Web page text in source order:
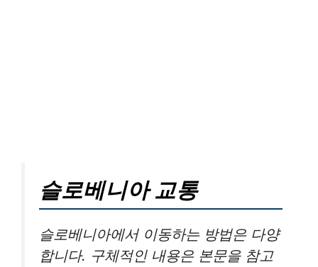
슬로베니아 교통
슬로베니아에서 이동하는 방법은 다양
합니다. 구체적인 내용은 본문을 참고